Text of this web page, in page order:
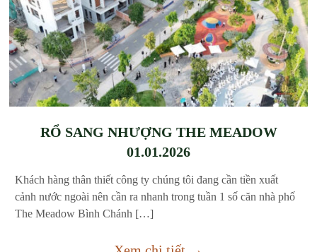
RỔ SANG NHƯỢNG THE MEADOW
01.01.2026
Khách hàng thân thiết công ty chúng tôi đang cần tiền xuất
cảnh nước ngoài nên cần ra nhanh trong tuần 1 số căn nhà phố
The Meadow Bình Chánh […]